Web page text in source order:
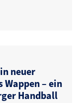
neuer
– ein
Handball